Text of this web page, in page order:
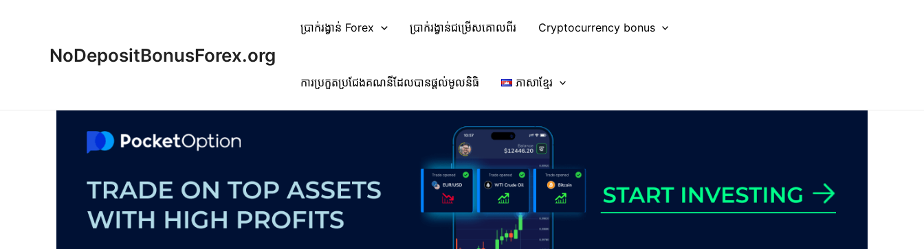
NoDepositBonusForex.org
ប្រាក់រង្វាន់ Forex ប្រាក់រង្វាន់ជម្រើសគោលពីរ Cryptocurrency bonus
ការប្រកួតប្រជែងគណនីដែលបានផ្តល់មូលនិធិ ភាសាខ្មែរ